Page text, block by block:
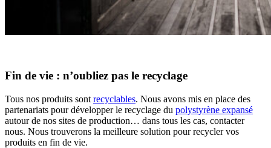
Fin de vie : n’oubliez pas le recyclage
Tous nos produits sont recyclables. Nous avons mis en place des
partenariats pour développer le recyclage du polystyrène expansé
autour de nos sites de production… dans tous les cas, contacter
nous. Nous trouverons la meilleure solution pour recycler vos
produits en fin de vie.